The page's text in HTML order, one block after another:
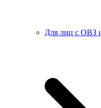
Для лиц с ОВЗ